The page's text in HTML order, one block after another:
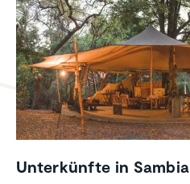
Unter­künfte in Sambia